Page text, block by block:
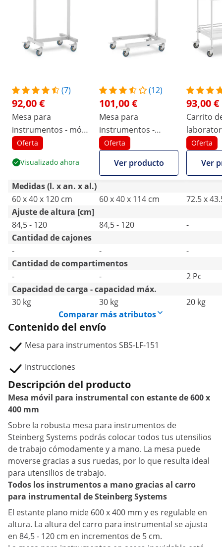
(7)
92,00 €
Mesa para
instrumentos - móvil
- 600 x 400 mm -
acero inoxidable /
goma
Oferta
Visualizado ahora
(12)
101,00 €
Mesa para
instrumentos -
diseño con lateral
abierto - 60 x 40 mm
- regulable en altura
goma
Oferta
Ver producto
93,00 €
Carrito
estantes
12,5 cm
Oferta
Ver
Medidas (l. x an. x al.)
60 x 40 x 120 cm
60 x 40 x 114 cm
72.5 x
Ajuste de altura [cm]
84,5 - 120
84,5 - 120
-
Cantidad de cajones
-
-
-
Cantidad de compartimentos
-
-
2 Pc
Capacidad de carga - capacidad máx.
30 kg
30 kg
20 kg
Comparar más atributos
Contenido del envío
Mesa para instrumentos SBS-LF-151
Instrucciones
Descripción del producto
Mesa móvil para instrumental con estante de 600 x
400 mm
Sobre la robusta mesa para instrumentos de
Steinberg Systems podrás colocar todos tus utensilios
de trabajo cómodamente y a mano. La mesa puede
moverse gracias a sus ruedas, por lo que resulta ideal
para utensilios de trabajo.
Todos los instrumentos a mano gracias al carro
para instrumental de Steinberg Systems
El estante plano mide 600 x 400 mm y es regulable en
altura. La altura del carro para instrumental se ajusta
en 84,5 - 120 cm en incrementos de 5 cm.